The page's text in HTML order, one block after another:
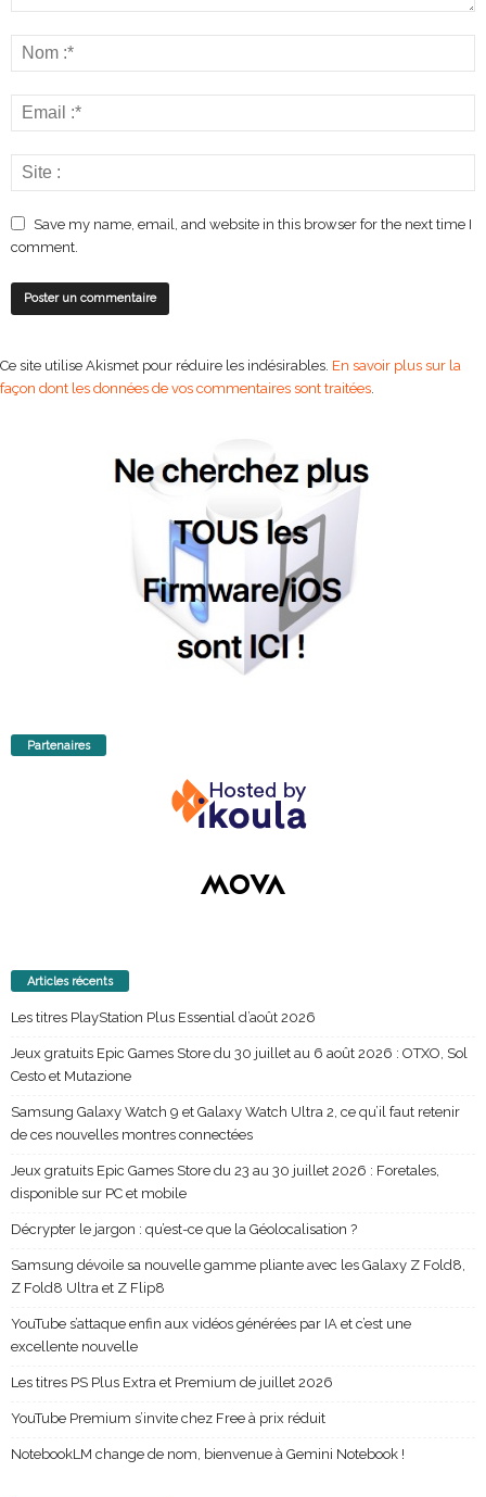
Save my name, email, and website in this browser for the next time I
comment.
Ce site utilise Akismet pour réduire les indésirables. En savoir plus sur la
façon dont les données de vos commentaires sont traitées
Partenaires
Articles récents
Les titres PlayStation Plus Essential d’août 2026
Jeux gratuits Epic Games Store du 30 juillet au 6 août 2026 : OTXO, Sol
Cesto et Mutazione
Samsung Galaxy Watch 9 et Galaxy Watch Ultra 2, ce qu’il faut retenir
de ces nouvelles montres connectées
Jeux gratuits Epic Games Store du 23 au 30 juillet 2026 : Foretales,
disponible sur PC et mobile
Décrypter le jargon : qu’est-ce que la Géolocalisation ?
Samsung dévoile sa nouvelle gamme pliante avec les Galaxy Z Fold8,
Z Fold8 Ultra et Z Flip8
YouTube s’attaque enfin aux vidéos générées par IA et c’est une
excellente nouvelle
Les titres PS Plus Extra et Premium de juillet 2026
YouTube Premium s’invite chez Free à prix réduit
NotebookLM change de nom, bienvenue à Gemini Notebook !